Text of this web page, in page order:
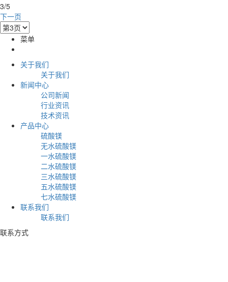
3/5
下一页
菜单
关于我们
关于我们
新闻中心
公司新闻
行业资讯
技术资讯
产品中心
硫酸镁
无水硫酸镁
一水硫酸镁
二水硫酸镁
三水硫酸镁
五水硫酸镁
七水硫酸镁
联系我们
联系我们
联系方式